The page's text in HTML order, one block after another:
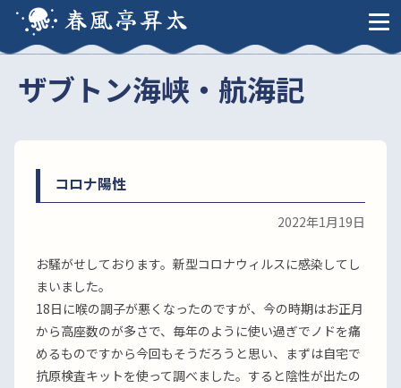
春風亭昇太
ザブトン海峡・航海記
コロナ陽性
2022年1月19日
お騒がせしております。新型コロナウィルスに感染してし
まいました。
18日に喉の調子が悪くなったのですが、今の時期はお正月
から高座数のが多さで、毎年のように使い過ぎでノドを痛
めるものですから今回もそうだろうと思い、まずは自宅で
抗原検査キットを使って調べました。すると陰性が出たの